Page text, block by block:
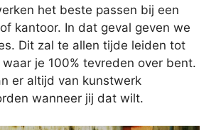
het beste passen bij een
kantoor. In dat geval geven we
Dit zal te allen tijde leiden tot
je 100% tevreden over bent.
er altijd van kunstwerk
wanneer jij dat wilt.